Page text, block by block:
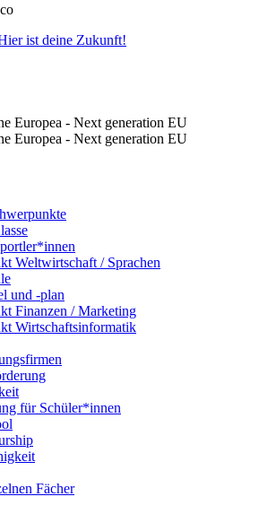
Weltwirtschaft / Sprachen
und -plan
Finanzen / Marketing
Wirtschaftsinformatik
für Schüler*innen
Fächer